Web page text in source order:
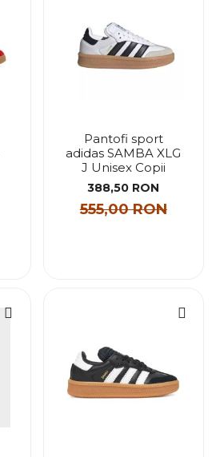
Pantofi sport
adidas SAMBA XLG
J Unisex Copii
388,50 RON
555,00 RON